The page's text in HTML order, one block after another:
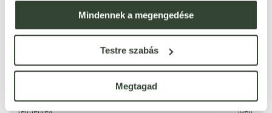
Mindennek a megengedése
Testre szabás
Megtagad
Jellemzők